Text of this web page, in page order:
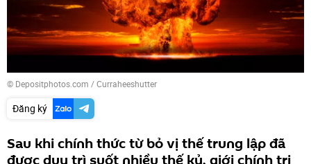
© Depositphotos.com / Curraheeshutter
Đăng ký
Sau khi chính thức từ bỏ vị thế trung lập đã